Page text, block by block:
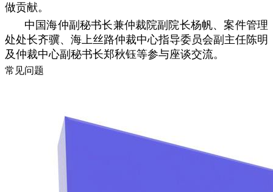
做贡献。
中国海仲副秘书长兼仲裁院副院长杨帆、案件管理
处处长齐骥、海上丝路仲裁中心指导委员会副主任陈明
及仲裁中心副秘书长郑秋钰等参与座谈交流。
常见问题